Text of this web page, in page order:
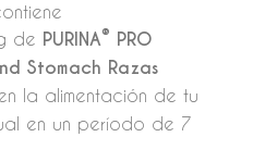
de PURINA® PRO
Stomach Razas
la alimentación de tu
en un período de 7